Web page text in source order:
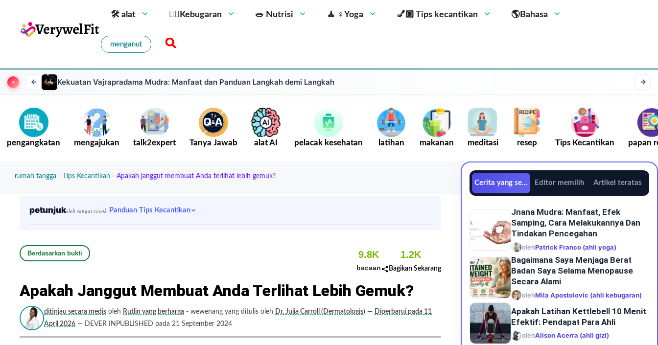
🛠 alat 🏋️‍♀️Kebugaran 🥗 Nutrisi 🧘 ‍♀️Yoga 💅🏼 Tips kecantikan 🌎Bahasa
menganut
Kekuatan Vajrapradama Mudra: Manfaat dan Panduan Langkah demi Langkah
pengangkatan mengajukan talk2expert Tanya Jawab alat AI pelacak kesehatan latihan makanan meditasi resep Tips Kecantikan papan
rumah tangga - Tips Kecantikan - Apakah janggut membuat Anda terlihat lebih gemuk?
petunjukoleh sangat cocok Panduan Tips Kecantikan
Berdasarkan bukti 9.8K
bacaan
1.2K
Bagikan Sekarang
Apakah Janggut Membuat Anda Terlihat Lebih Gemuk?
ditinjau secara medis oleh Rutlin yang berharga - wewenang yang ditulis oleh Dr. Julia Carroll (Dermatologis) — Diperbarui pada 11
April 2026 — DEVER INPUBLISHED pada 21 September 2024
Cerita yang sedang trenEditor memilih Artikel teratas
Jnana Mudra: Manfaat, Efek
Samping, Cara Melakukannya Dan
Tindakan Pencegahan
olehPatrick Franco (ahli yoga)
Bagaimana Saya Menjaga Berat
Badan Saya Selama Menopause
Secara Alami
olehMila Apostolovic (ahli kebugaran)
Apakah Latihan Kettlebell 10 Menit
Efektif: Pendapat Para Ahli
olehAlison Acerra (ahli gizi)